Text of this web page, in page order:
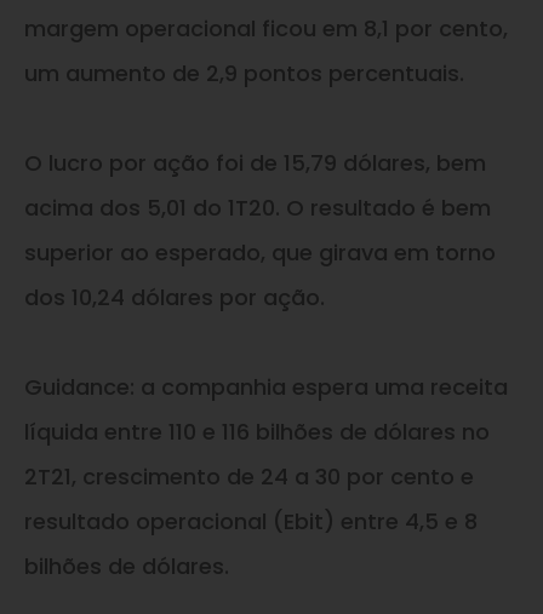
margem operacional ficou em 8,1 por cento,
um aumento de 2,9 pontos percentuais.
O lucro por ação foi de 15,79 dólares, bem
acima dos 5,01 do 1T20. O resultado é bem
superior ao esperado, que girava em torno
dos 10,24 dólares por ação.
Guidance: a companhia espera uma receita
líquida entre 110 e 116 bilhões de dólares no
2T21, crescimento de 24 a 30 por cento e
resultado operacional (Ebit) entre 4,5 e 8
bilhões de dólares.